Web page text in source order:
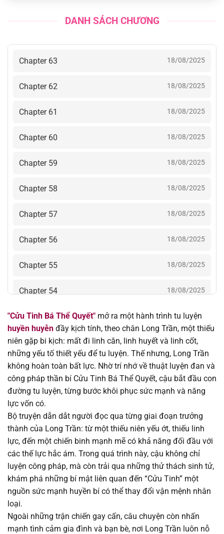
DANH SÁCH CHƯƠNG
Chapter 63 18/08/2025
Chapter 62 18/08/2025
Chapter 61 18/08/2025
Chapter 60 18/08/2025
Chapter 59 18/08/2025
Chapter 58 18/08/2025
Chapter 57 18/08/2025
Chapter 56 18/08/2025
Chapter 55 18/08/2025
Chapter 54 18/08/2025
Chapter 53 18/08/2025
Chapter 52 18/08/2025
Chapter 51 18/08/2025
Chapter 50 18/08/2025
Chapter 49 18/08/2025
Chapter 48 18/08/2025
Chapter 47 18/08/2025
Chapter 46 18/08/2025
Chapter 45 18/08/2025
"Cửu Tinh Bá Thể Quyết" mở ra một hành trình tu luyện
huyền huyễn đầy kịch tính, theo chân Long Trần, một thiếu
niên gặp bi kịch: mất đi linh căn, linh huyết và linh cốt,
những yếu tố thiết yếu để tu luyện. Thế nhưng, Long Trần
không hoàn toàn bất lực. Nhờ trí nhớ về thuật luyện đan và
công pháp thần bí Cửu Tinh Bá Thể Quyết, cậu bắt đầu con
đường tu luyện, từng bước khôi phục sức mạnh và năng
lực vốn có.
Bộ truyện dẫn dắt người đọc qua từng giai đoạn trưởng
thành của Long Trần: từ một thiếu niên yếu ớt, thiếu linh
lực, đến một chiến binh mạnh mẽ có khả năng đối đầu với
các thế lực hắc ám. Trong quá trình này, cậu không chỉ
luyện công pháp, mà còn trải qua những thử thách sinh tử,
khám phá những bí mật liên quan đến “Cửu Tinh” một
nguồn sức mạnh huyền bí có thể thay đổi vận mệnh nhân
loại.
Ngoài những trận chiến gay cấn, câu chuyện còn nhấn
mạnh tình cảm gia đình và bạn bè, nơi Long Trần luôn nỗ